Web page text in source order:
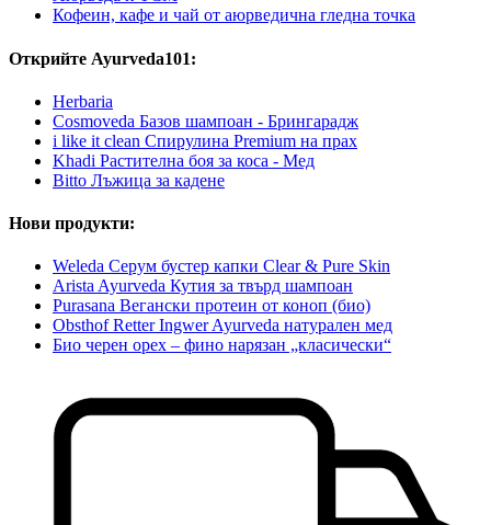
Кофеин, кафе и чай от аюрведична гледна точка
Открийте Ayurveda101:
Herbaria
Cosmoveda Базов шампоан - Брингарадж
i like it clean Спирулина Premium на прах
Khadi Растителна боя за коса - Мед
Bitto Лъжица за кадене
Нови продукти:
Weleda Серум бустер капки Clear & Pure Skin
Arista Ayurveda Кутия за твърд шампоан
Purasana Вегански протеин от коноп (био)
Obsthof Retter Ingwer Ayurveda натурален мед
Био черен орех – фино нарязан „класически“